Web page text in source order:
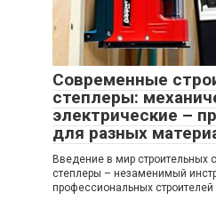
Современные
степлеры:
электрические –
для разных
Введение в мир строительных
степлеры – незаменимый
профессиональных строителей